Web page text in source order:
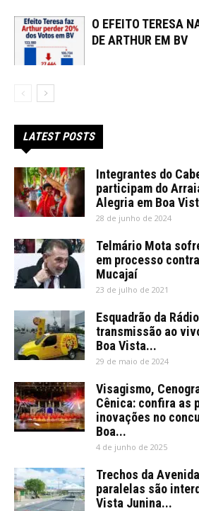
O EFEITO TERESA
DE ARTHUR EM BV
LATEST POSTS
Integrantes do
participam do
Alegria em Boa
28 de junho de 2024
Telmário Mota
em processo
Mucajaí
23 de julho de 2021
Esquadrão da
transmissão ao
Boa Vista...
29 de maio de 2024
Visagismo,
Cênica: confira as
inovações no
Boa...
4 de junho de 2025
Trechos da
paralelas são
Vista Junina...